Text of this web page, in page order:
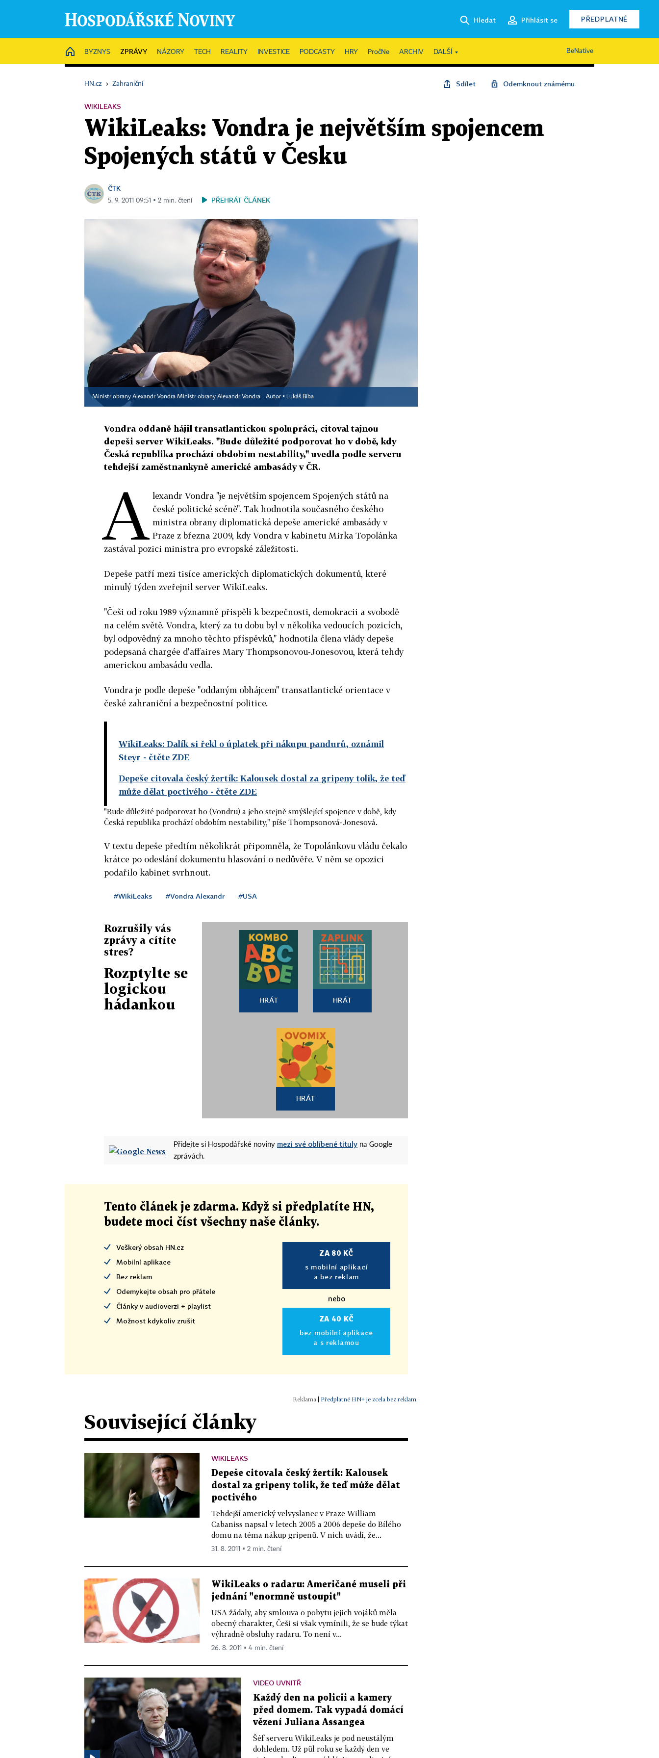
Hledat Přihlásit se PŘEDPLATNÉ
HOME
BYZNYS ZPRÁVY NÁZORY TECH REALITY INVESTICE PODCASTY HRY PročNe ARCHIV DALŠÍ BeNative
HN.cz › Zahraniční Sdílet Odemknout známému
WIKILEAKS
WikiLeaks: Vondra je největším spojencem
Spojených států v Česku
ČTK
5. 9. 2011 09:51 ▪ 2 min. čtení PŘEHRÁT ČLÁNEK
Ministr obrany Alexandr Vondra Ministr obrany Alexandr Vondra Autor ▪ Lukáš Bíba
Vondra oddaně hájil transatlantickou spolupráci, citoval tajnou
depeši server WikiLeaks. "Bude důležité podporovat ho v době, kdy
Česká republika prochází obdobím nestability," uvedla podle serveru
tehdejší zaměstnankyně americké ambasády v ČR.
A lexandr Vondra "je největším spojencem Spojených států na
české politické scéně". Tak hodnotila současného českého
ministra obrany diplomatická depeše americké ambasády v
Praze z března 2009, kdy Vondra v kabinetu Mirka Topolánka
zastával pozici ministra pro evropské záležitosti.
Depeše patří mezi tisíce amerických diplomatických dokumentů, které
minulý týden zveřejnil server WikiLeaks.
"Češi od roku 1989 významně přispěli k bezpečnosti, demokracii a svobodě
na celém světě. Vondra, který za tu dobu byl v několika vedoucích pozicích,
byl odpovědný za mnoho těchto příspěvků," hodnotila člena vlády depeše
podepsaná chargée d'affaires Mary Thompsonovou-Jonesovou, která tehdy
americkou ambasádu vedla.
Vondra je podle depeše "oddaným obhájcem" transatlantické orientace v
české zahraniční a bezpečnostní politice.
WikiLeaks: Dalík si řekl o úplatek při nákupu pandurů, oznámil
Steyr - čtěte ZDE
Depeše citovala český žertík: Kalousek dostal za gripeny tolik, že teď
může dělat poctivého - čtěte ZDE
"Bude důležité podporovat ho (Vondru) a jeho stejně smýšlející spojence v době, kdy
Česká republika prochází obdobím nestability," píše Thompsonová-Jonesová.
V textu depeše předtím několikrát připomněla, že Topolánkovu vládu čekalo
krátce po odeslání dokumentu hlasování o nedůvěře. V něm se opozici
podařilo kabinet svrhnout.
#WikiLeaks #Vondra Alexandr #USA
Rozrušily vás
zprávy a cítíte
stres?
Rozptylte se
logickou
hádankou
HRÁT HRÁT
HRÁT
Přidejte si Hospodářské noviny mezi své oblíbené tituly na Google
zprávách.
Tento článek je zdarma. Když si předplatíte HN,
budete moci číst všechny naše články.
Veškerý obsah HN.cz
Mobilní aplikace
Bez reklam
Odemykejte obsah pro přátele
Články v audioverzi + playlist
Možnost kdykoliv zrušit
ZA 80 KČ
s mobilní aplikací
a bez reklam
nebo
ZA 40 KČ
bez mobilní aplikace
a s reklamou
| Předplatné HN+ je zcela bez reklam.
Související články
WIKILEAKS
Depeše citovala český žertík: Kalousek
dostal za gripeny tolik, že teď může dělat
poctivého
Tehdejší americký velvyslanec v Praze William
Cabaniss napsal v letech 2005 a 2006 depeše do Bílého
domu na téma nákup gripenů. V nich uvádí, že...
31. 8. 2011 ▪ 2 min. čtení
WikiLeaks o radaru: Američané museli při
jednání "enormně ustoupit"
USA žádaly, aby smlouva o pobytu jejich vojáků měla
obecný charakter, Češi si však vymínili, že se bude týkat
výhradně obsluhy radaru. To není v...
26. 8. 2011 ▪ 4 min. čtení
VIDEO UVNITŘ
Každý den na policii a kamery
před domem. Tak vypadá domácí
vězení Juliana Assangea
Šéf serveru WikiLeaks je pod neustálým
dohledem. Už půl roku se každý den ve